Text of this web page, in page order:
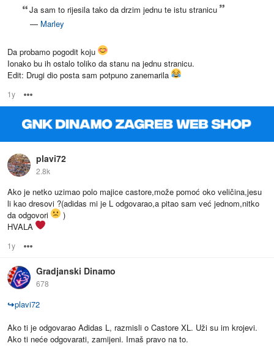
Ja sam to rijesila tako da drzim jednu te istu stranicu
— Marley
Da probamo pogodit koju
Ionako bu ih ostalo toliko da stanu na jednu stranicu.
Edit: Drugi dio posta sam potpuno zanemarila
1y
plavi72
2.8k
Ako je netko uzimao polo majice castore,može pomoć oko veličina,jesu
li kao dresovi ?(adidas mi je L odgovarao,a pitao sam već jednom,nitko
da odgovori
)
HVALA
1y
Gradjanski Dinamo
678
↪plavi72
Ako ti je odgovarao Adidas L, razmisli o Castore XL. Uži su im krojevi.
Ako ti neće odgovarati, zamijeni. Imaš pravo na to.